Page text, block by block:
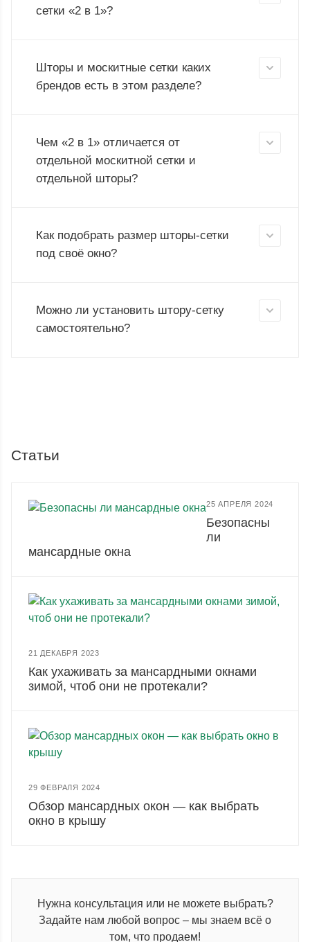
сетки «2 в 1»?
Шторы и москитные сетки каких
брендов есть в этом разделе?
Чем «2 в 1» отличается от
отдельной москитной сетки и
отдельной шторы?
Как подобрать размер шторы-сетки
под своё окно?
Можно ли установить штору-сетку
самостоятельно?
Статьи
25 АПРЕЛЯ 2024
Безопасны
ли
мансардные окна
21 ДЕКАБРЯ 2023
Как ухаживать за мансардными окнами
зимой, чтоб они не протекали?
29 ФЕВРАЛЯ 2024
Обзор мансардных окон — как выбрать
окно в крышу
Нужна консультация или не можете выбрать?
Задайте нам любой вопрос – мы знаем всё о
том, что продаем!